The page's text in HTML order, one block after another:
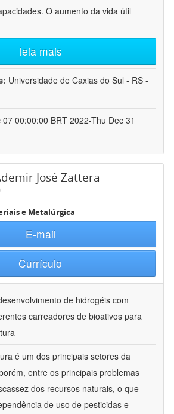
O aumento da vida útil
leia mais
Universidade de Caxias do Sul - RS -
07 00:00:00 BRT 2022-Thu Dec 31
José Zattera
e Metalúrgica
E-mail
Currículo
de hidrogéis com
carreadores de bioativos para
é um dos principais setores da
entre os principais problemas
dos recursos naturais, o que
de uso de pesticidas e